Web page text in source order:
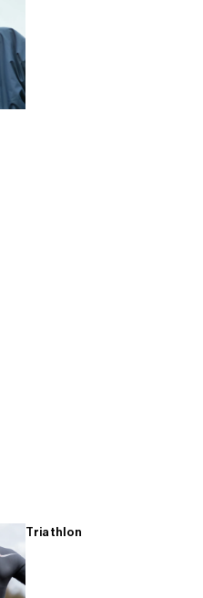
Triathlon